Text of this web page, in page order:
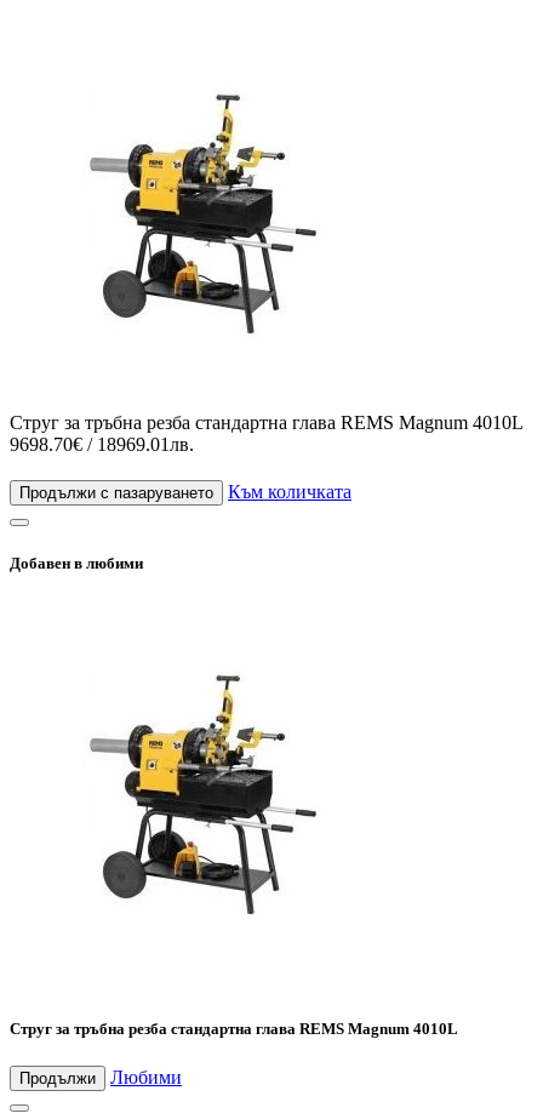
Струг за тръбна резба стандартна глава REMS Magnum 4010L
9698.70€ / 18969.01лв.
Продължи с пазаруването Към количката
Добавен в любими
Струг за тръбна резба стандартна глава REMS Magnum 4010L
Продължи Любими